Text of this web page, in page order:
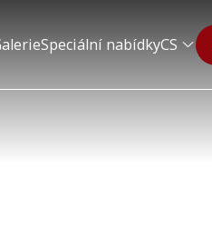
Speciální nabídkyCS